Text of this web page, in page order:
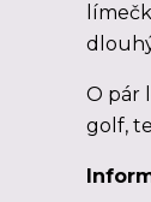
O pár
golf,